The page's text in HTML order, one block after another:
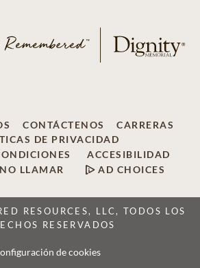
CONTÁCTENOS
CARRERAS
DE PRIVACIDAD
ACCESIBILIDAD
LLAMAR
AD CHOICES
RESOURCES, LLC, TODOS LOS
RESERVADOS
de cookies